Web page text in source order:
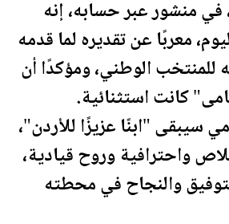
في منشور عبر حسابه، إنه
معربًا عن تقديره لما قدمه
للمنتخب الوطني، ومؤكدًا أن
كانت استثنائية.
سيبقى "ابنًا عزيزًا للأردن"،
واحترافية وروح قيادية،
والنجاح في محطته